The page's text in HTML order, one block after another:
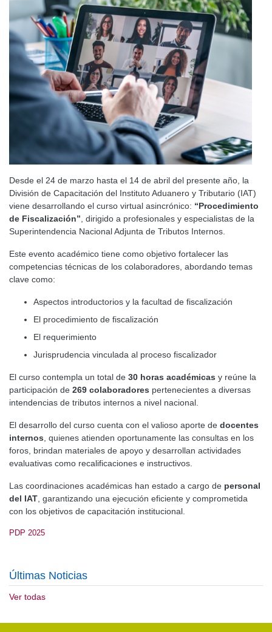
Desde el 24 de marzo hasta el 14 de abril del presente año, la
División de Capacitación del Instituto Aduanero y Tributario (IAT)
viene desarrollando el curso virtual asincrónico: “Procedimiento
de Fiscalización” , dirigido a profesionales y especialistas de la
Superintendencia Nacional Adjunta de Tributos Internos.
Este evento académico tiene como objetivo fortalecer las
competencias técnicas de los colaboradores, abordando temas
clave como:
Aspectos introductorios y la facultad de fiscalización
El procedimiento de fiscalización
El requerimiento
Jurisprudencia vinculada al proceso fiscalizador
El curso contempla un total de 30 horas académicas y reúne la
participación de 269 colaboradores pertenecientes a diversas
intendencias de tributos internos a nivel nacional.
El desarrollo del curso cuenta con el valioso aporte de docentes
internos , quienes atienden oportunamente las consultas en los
foros, brindan materiales de apoyo y desarrollan actividades
evaluativas como recalificaciones e instructivos.
Las coordinaciones académicas han estado a cargo de personal
del IAT , garantizando una ejecución eficiente y comprometida
con los objetivos de capacitación institucional.
PDP 2025
Últimas Noticias
Ver todas